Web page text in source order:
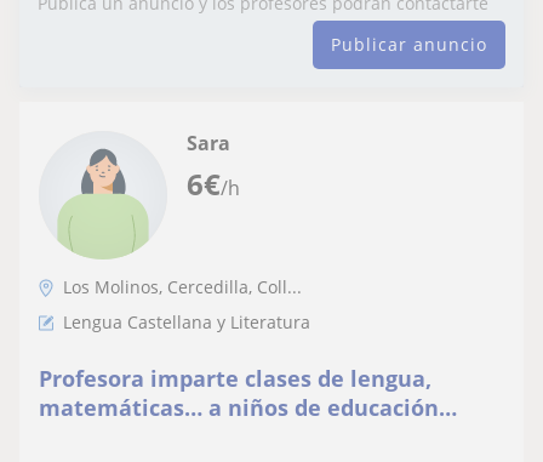
Publicar anuncio
6€/h
Sara
Los Molinos, Cercedilla, Coll...
Lengua Castellana y Literatura
Profesora imparte clases de lengua,
matemáticas… a niños de educación